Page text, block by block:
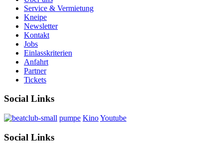
Service & Vermietung
Kneipe
Newsletter
Kontakt
Jobs
Einlasskriterien
Anfahrt
Partner
Tickets
Social Links
pumpe KinoYoutube
Social Links